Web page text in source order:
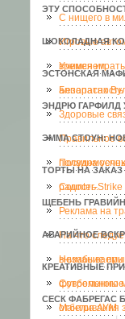
ЭТУ
ШОКОЛАДНАЯ
ЭСТОНСКАЯ
ЭНДРЮ ГАРФИЛД
ЭММА СТОУН:
ТОРТЫ НА ЗАКАЗ
ЩЕБЕНЬ
АВАРИЙНОЕ
КРЕАТИВНЫЕ
СЕСК ФАБРЕГАС
C нищего в
Игровые
временем.
Учимся
аппаратах
Безопасность
Здоровые
Правильное
полвина
радость.
Counter-Strike
Реклама на
На что
внимание при
футбольного
Современные
отбеливания
Мантра АУМ